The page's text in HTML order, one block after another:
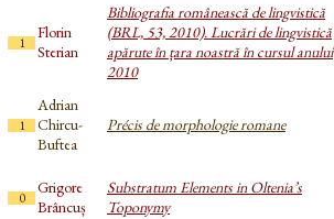
1
Florin
Sterian
Bibliografia românească de lingvistică
(BRL, 53, 2010). Lucrări de lingvistică
apărute în țara noastră în cursul anului
2010
1
Adrian
Chircu-
Buftea
Précis de morphologie romane
0
Grigore
Brâncuș
Substratum Elements in Oltenia’s
Toponymy